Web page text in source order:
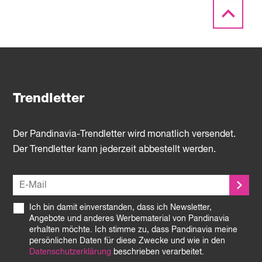
Trendletter
Der Pandinavia-Trendletter wird monatlich versendet.
Der Trendletter kann jederzeit abbestellt werden.
Ich bin damit einverstanden, dass ich Newsletter,
Angebote und anderes Werbematerial von Pandinavia
erhalten möchte. Ich stimme zu, dass Pandinavia meine
persönlichen Daten für diese Zwecke und wie in den
Datenschutzerklärung beschrieben verarbeitet.